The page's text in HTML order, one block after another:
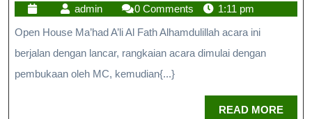
admin 0 Comments
1:11 pm
Open House Ma’had A’li Al Fath Alhamdulillah acara ini
berjalan dengan lancar, rangkaian acara dimulai dengan
pembukaan oleh MC, kemudian{...}
READ MORE